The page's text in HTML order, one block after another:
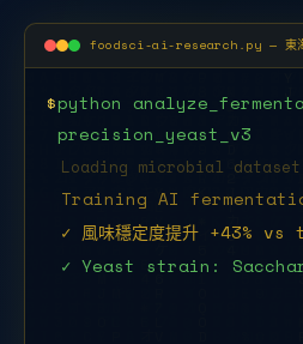
foodsci-ai-research.py — 東海
$python
precision_yeast_v3
Loading microbial
Training AI
✓ 風味穩定度提升 +43%
✓ Yeast strain: